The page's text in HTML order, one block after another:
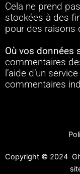
Cela ne prend
stockées à des
pour des raisons
Où vos données
commentaires
l’aide d’un
commentaires
Copyright © 2024